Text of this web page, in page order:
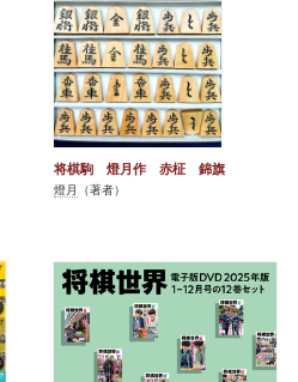
将棋駒 燈月作 赤柾 錦旗
燈月 （著者）